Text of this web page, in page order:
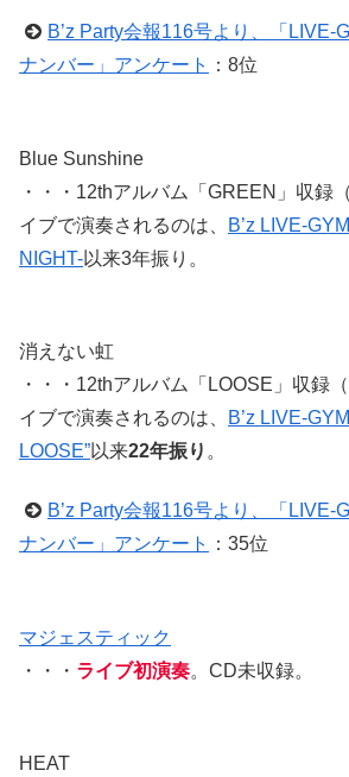
B’z Party会報116号より、「LIVE-
ナンバー」アンケート
：8位
Blue Sunshine
・・・12thアルバム「GREEN」収録
イブで演奏されるのは、
B’z LIVE-
NIGHT-以来3年振り。
消えない虹
・・・12thアルバム「LOOSE」収録
イブで演奏されるのは、
B’z LIVE-
LOOSE”以来22年振り 。
B’z Party会報116号より、「LIVE-
ナンバー」アンケート
：35位
マジェスティック
・・・ ライブ初演奏。CD未収録。
HEAT